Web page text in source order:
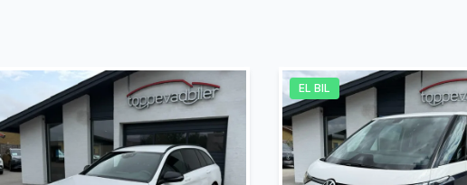
automatisk parkeringssystem Automatisk start/stop
bagagerumsdækken bakkamera
EL BIL